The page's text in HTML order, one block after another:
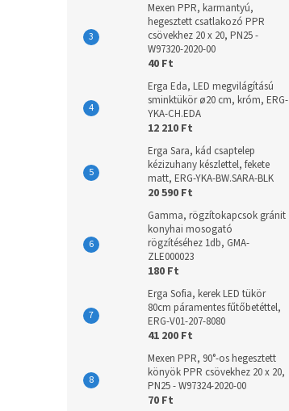
Mexen PPR, karmantyú,
hegesztett csatlakozó PPR
csövekhez 20 x 20, PN25 -
W97320-2020-00
40 Ft
Erga Eda, LED megvilágítású
sminktükör ø20 cm, króm, ERG-
YKA-CH.EDA
12 210 Ft
Erga Sara, kád csaptelep
kézizuhany készlettel, fekete
matt, ERG-YKA-BW.SARA-BLK
20 590 Ft
Gamma, rögzítokapcsok gránit
konyhai mosogató
rögzítéséhez 1db, GMA-
ZLE000023
180 Ft
Erga Sofia, kerek LED tükör
80cm páramentes fűtőbetéttel,
ERG-V01-207-8080
41 200 Ft
Mexen PPR, 90°-os hegesztett
könyök PPR csövekhez 20 x 20,
PN25 - W97324-2020-00
70 Ft